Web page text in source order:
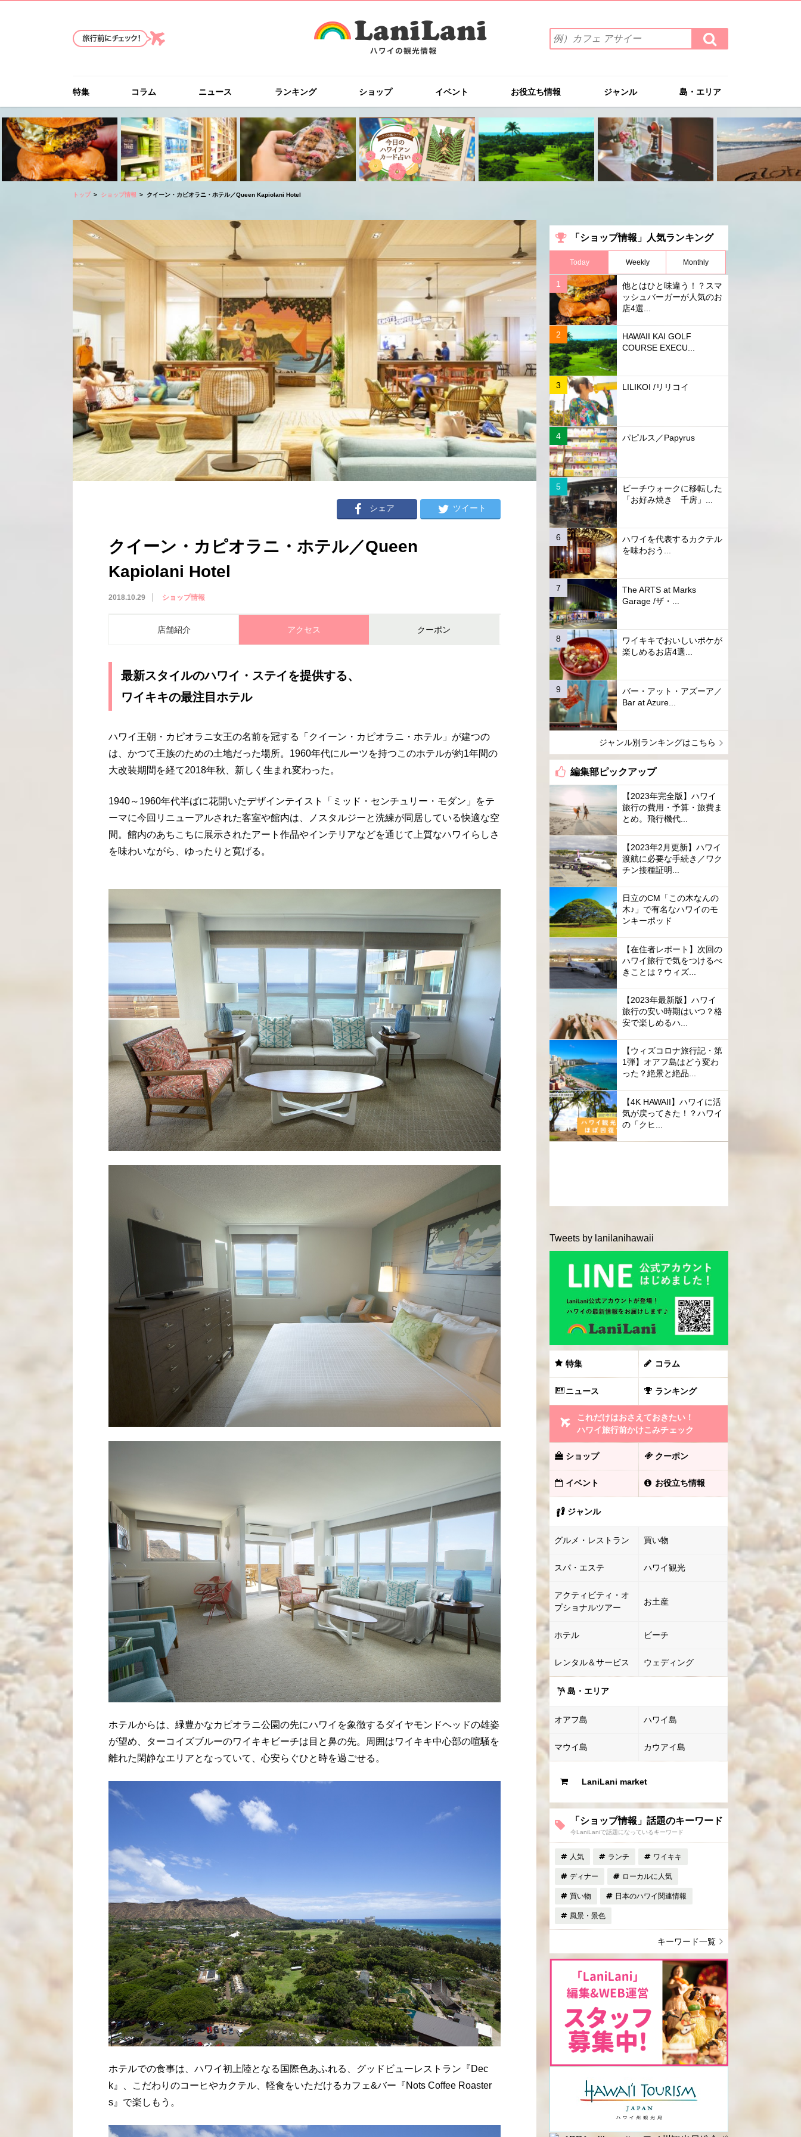
索
ワ
を
入
力
(例）
カ
フ
ェ
イ
ー
検
索
す
特集 コラム ニュース ランキング ショップ イベント お役立ち情報 ジャンル 島・エリア
トップ ショップ情報 クイーン・カピオラニ・ホテル／Queen Kapiolani Hotel
シェア ツイート
クイーン・カピオラニ・ホテル／Queen
Kapiolani Hotel
2018.10.29 ショップ情報
店舗紹介 アクセス クーポン
最新スタイルのハワイ・ステイを提供する、
ワイキキの最注目ホテル
ハワイ王朝・カピオラニ女王の名前を冠する「クイーン・カピオラニ・ホテル」が建つの
は、かつて王族のための土地だった場所。1960年代にルーツを持つこのホテルが約1年間の
大改装期間を経て2018年秋、新しく生まれ変わった。
1940～1960年代半ばに花開いたデザインテイスト「ミッド・センチュリー・モダン」をテ
ーマに今回リニューアルされた客室や館内は、ノスタルジーと洗練が同居している快適な空
間。館内のあちこちに展示されたアート作品やインテリアなどを通じて上質なハワイらしさ
を味わいながら、ゆったりと寛げる。
ホテルからは、緑豊かなカピオラニ公園の先にハワイを象徴するダイヤモンドヘッドの雄姿
が望め、ターコイズブルーのワイキキビーチは目と鼻の先。周囲はワイキキ中心部の喧騒を
離れた閑静なエリアとなっていて、心安らぐひと時を過ごせる。
ホテルでの食事は、ハワイ初上陸となる国際色あふれる、グッドビューレストラン『Dec
k』、こだわりのコーヒやカクテル、軽食をいただけるカフェ&バー『Nots Coffee Roaster
s』で楽しもう。
「ショップ情報」人気ランキング
Today Weekly Monthly
他とはひと味違う！？スマ
ッシュバーガーが人気のお
店4選...
HAWAII KAI GOLF
COURSE EXECU...
LILIKOI /リリコイ
パピルス／Papyrus
ビーチウォークに移転した
「お好み焼き 千房」...
ハワイを代表するカクテル
を味わおう...
The ARTS at Marks
Garage /ザ・...
ワイキキでおいしいポケが
楽しめるお店4選...
バー・アット・アズーア／
Bar at Azure...
ジャンル別ランキングはこちら
編集部ピックアップ
【2023年完全版】ハワイ
旅行の費用・予算・旅費ま
とめ。飛行機代...
【2023年2月更新】ハワイ
渡航に必要な手続き／ワク
チン接種証明...
日立のCM「この木なんの
木♪」で有名なハワイのモ
ンキーポッド
【在住者レポート】次回の
ハワイ旅行で気をつけるべ
きことは？ウィズ...
【2023年最新版】ハワイ
旅行の安い時期はいつ？格
安で楽しめるハ...
【ウィズコロナ旅行記・第
1弾】オアフ島はどう変わ
った？絶景と絶品...
【4K HAWAII】ハワイに活
気が戻ってきた！？ハワイ
の「クヒ...
Tweets by lanilanihawaii
特集 コラム
ニュース ランキング
これだけはおさえておきたい！
ハワイ旅行前かけこみチェック
ショップ クーポン
イベント お役立ち情報
ジャンル
グルメ・レストラン 買い物
スパ・エステ ハワイ観光
アクティビティ・オ
プショナルツアー
お土産
ホテル ビーチ
レンタル＆サービス ウェディング
島・エリア
オアフ島 ハワイ島
マウイ島 カウアイ島
LaniLani market
「ショップ情報」話題のキーワード
今LaniLaniで話題になっているキーワード
人気 ランチ ワイキキ
ディナー ローカルに人気
買い物 日本のハワイ関連情報
風景・景色
キーワード一覧